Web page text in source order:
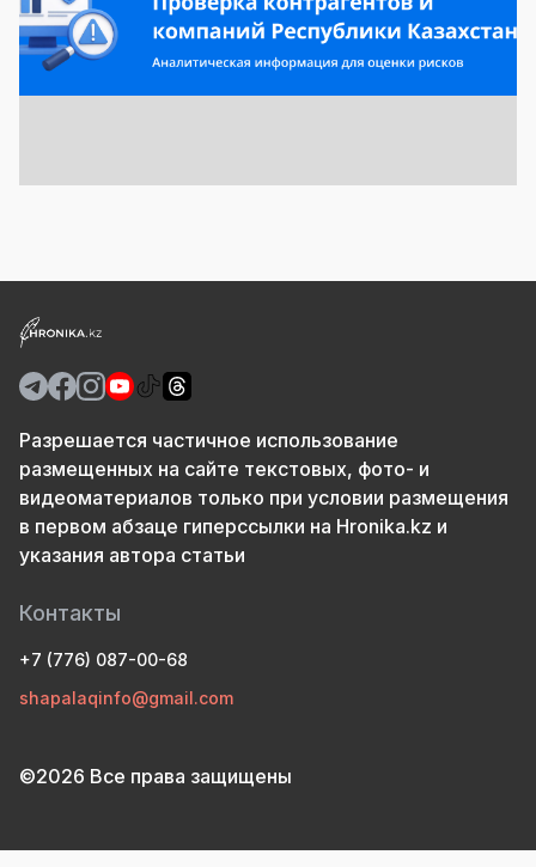
Разрешается частичное использование
размещенных на сайте текстовых, фото- и
видеоматериалов только при условии размещения
в первом абзаце гиперссылки на Hronika.kz и
указания автора статьи
Контакты
+7 (776) 087-00-68
shapalaqinfo@gmail.com
©2026 Все права защищены